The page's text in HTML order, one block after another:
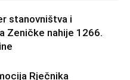
stanovništva i
Zeničke nahije 1266.
Rječnika